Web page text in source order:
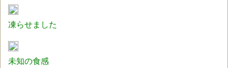
凍らせました
未知の食感